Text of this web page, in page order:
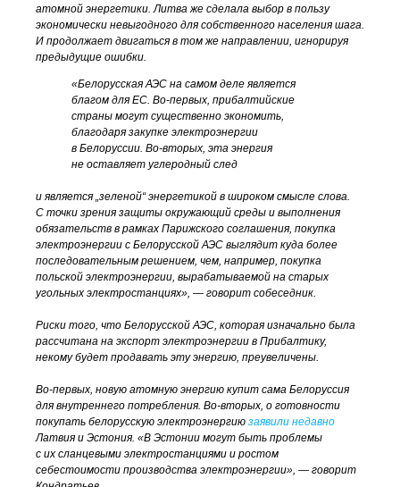
атомной энергетики. Литва же сделала выбор в пользу
экономически невыгодного для собственного населения шага.
И продолжает двигаться в том же направлении, игнорируя
предыдущие ошибки.
«Белорусская АЭС на самом деле является
благом для ЕС. Во-первых, прибалтийские
страны могут существенно экономить,
благодаря закупке электроэнергии
в Белоруссии. Во-вторых, эта энергия
не оставляет углеродный след
и является „зеленой“ энергетикой в широком смысле слова.
С точки зрения защиты окружающий среды и выполнения
обязательств в рамках Парижского соглашения, покупка
электроэнергии с Белорусской АЭС выглядит куда более
последовательным решением, чем, например, покупка
польской электроэнергии, вырабатываемой на старых
угольных электростанциях», — говорит собеседник.
Риски того, что Белорусской АЭС, которая изначально была
рассчитана на экспорт электроэнергии в Прибалтику,
некому будет продавать эту энергию, преувеличены.
Во-первых, новую атомную энергию купит сама Белоруссия
для внутреннего потребления. Во-вторых, о готовности
покупать белорусскую электроэнергию заявили недавно
Латвия и Эстония. «В Эстонии могут быть проблемы
с их сланцевыми электростанциями и ростом
себестоимости производства электроэнергии», — говорит